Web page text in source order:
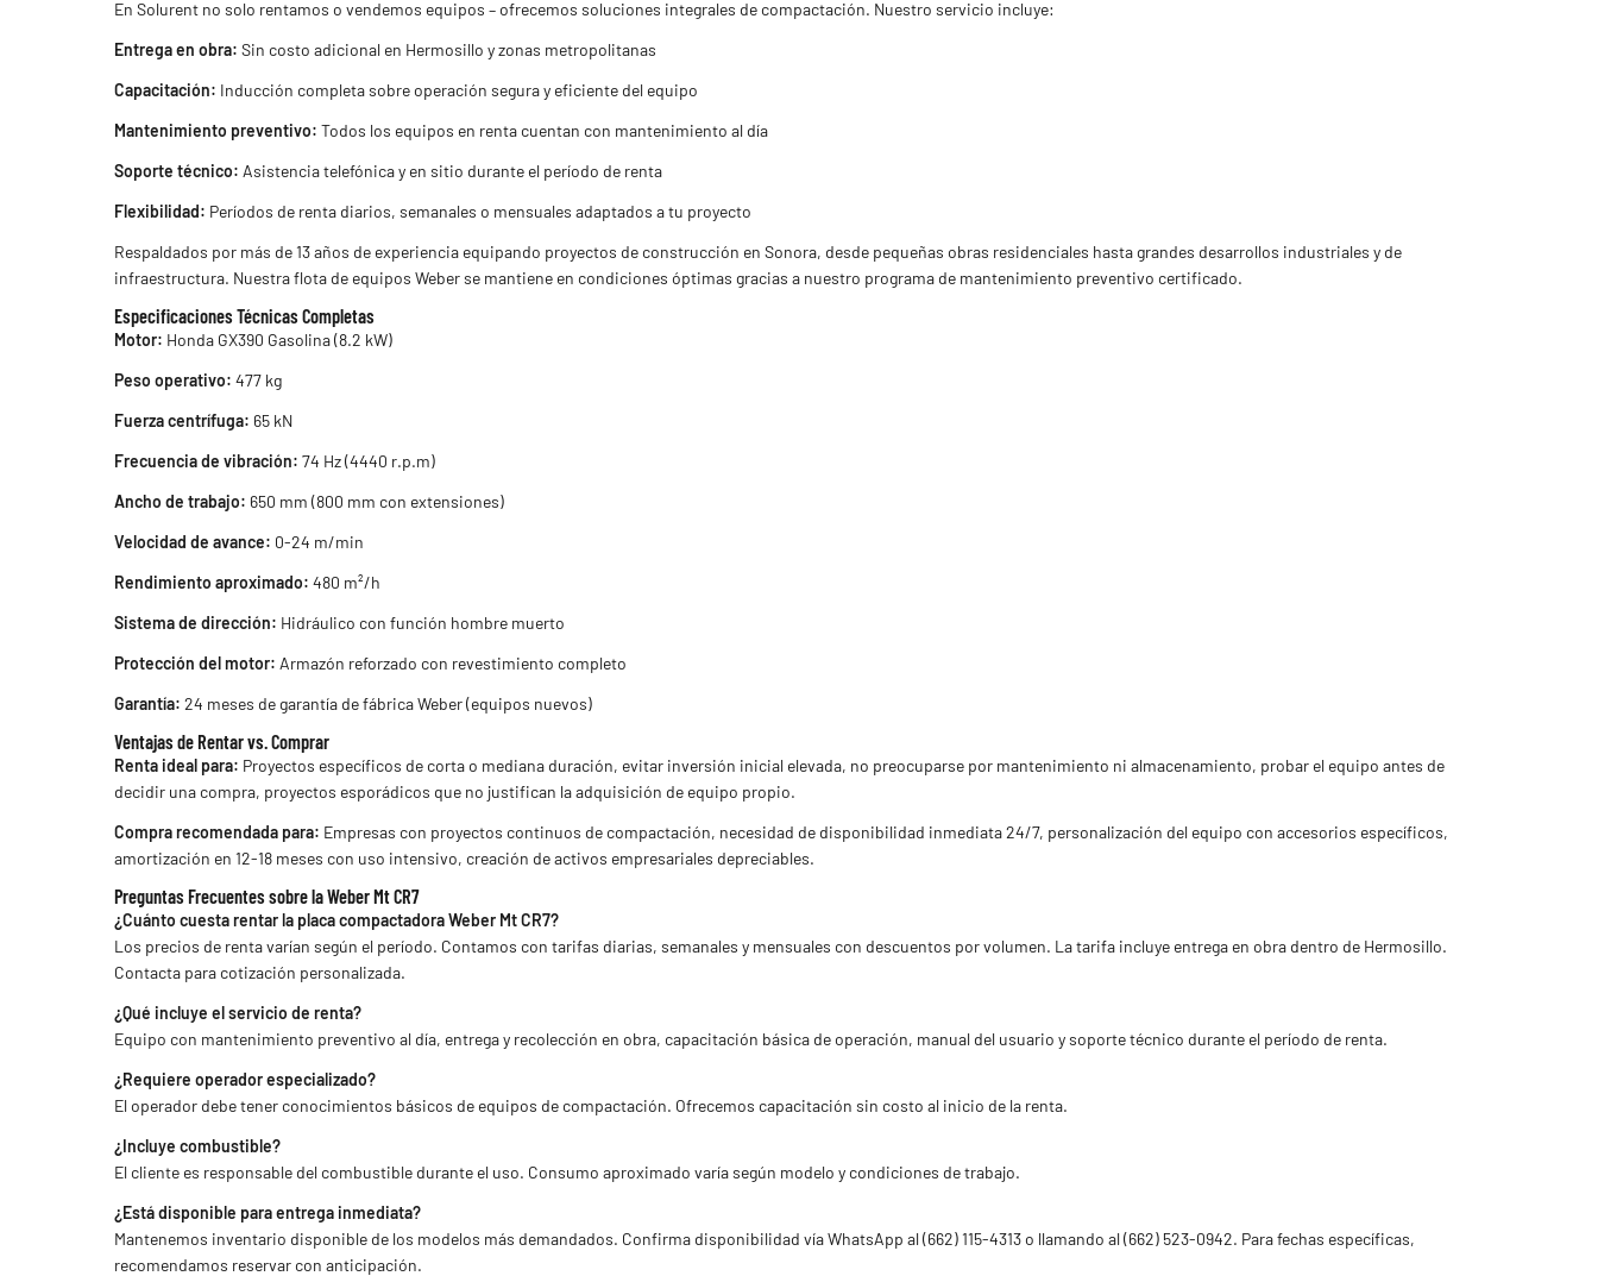
En Solurent no solo rentamos o vendemos equipos – ofrecemos soluciones integrales de compactación. Nuestro servicio incluye:
Entrega en obra: Sin costo adicional en Hermosillo y zonas metropolitanas
Capacitación: Inducción completa sobre operación segura y eficiente del equipo
Mantenimiento preventivo: Todos los equipos en renta cuentan con mantenimiento al día
Soporte técnico: Asistencia telefónica y en sitio durante el período de renta
Flexibilidad: Períodos de renta diarios, semanales o mensuales adaptados a tu proyecto
Respaldados por más de 13 años de experiencia equipando proyectos de construcción en Sonora, desde pequeñas obras residenciales hasta grandes desarrollos industriales y de
infraestructura. Nuestra flota de equipos Weber se mantiene en condiciones óptimas gracias a nuestro programa de mantenimiento preventivo certificado.
Especificaciones Técnicas Completas
Motor: Honda GX390 Gasolina (8.2 kW)
Peso operativo: 477 kg
Fuerza centrífuga: 65 kN
Frecuencia de vibración: 74 Hz (4440 r.p.m)
Ancho de trabajo: 650 mm (800 mm con extensiones)
Velocidad de avance: 0-24 m/min
Rendimiento aproximado: 480 m²/h
Sistema de dirección: Hidráulico con función hombre muerto
Protección del motor: Armazón reforzado con revestimiento completo
Garantía: 24 meses de garantía de fábrica Weber (equipos nuevos)
Ventajas de Rentar vs. Comprar
Renta ideal para: Proyectos específicos de corta o mediana duración, evitar inversión inicial elevada, no preocuparse por mantenimiento ni almacenamiento, probar el equipo antes de
decidir una compra, proyectos esporádicos que no justifican la adquisición de equipo propio.
Compra recomendada para: Empresas con proyectos continuos de compactación, necesidad de disponibilidad inmediata 24/7, personalización del equipo con accesorios específicos,
amortización en 12-18 meses con uso intensivo, creación de activos empresariales depreciables.
Preguntas Frecuentes sobre la Weber Mt CR7
¿Cuánto cuesta rentar la placa compactadora Weber Mt CR7?
Los precios de renta varían según el período. Contamos con tarifas diarias, semanales y mensuales con descuentos por volumen. La tarifa incluye entrega en obra dentro de Hermosillo.
Contacta para cotización personalizada.
¿Qué incluye el servicio de renta?
Equipo con mantenimiento preventivo al día, entrega y recolección en obra, capacitación básica de operación, manual del usuario y soporte técnico durante el período de renta.
¿Requiere operador especializado?
El operador debe tener conocimientos básicos de equipos de compactación. Ofrecemos capacitación sin costo al inicio de la renta.
¿Incluye combustible?
El cliente es responsable del combustible durante el uso. Consumo aproximado varía según modelo y condiciones de trabajo.
¿Está disponible para entrega inmediata?
Mantenemos inventario disponible de los modelos más demandados. Confirma disponibilidad vía WhatsApp al (662) 115-4313 o llamando al (662) 523-0942. Para fechas específicas,
recomendamos reservar con anticipación.